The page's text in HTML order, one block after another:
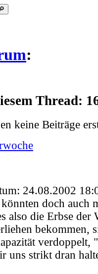
:
Thread:
keine Beiträge
24.08.2002
doch auch
also die Erbse der
bekommen,
verdoppelt,
uns strikt dran